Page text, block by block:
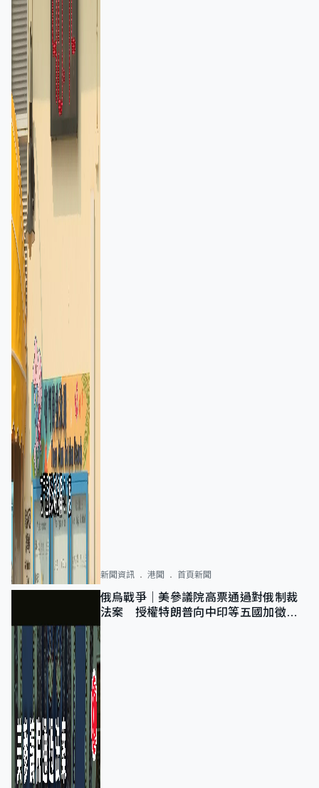
新聞資訊 港聞 首頁新聞
俄烏戰爭｜美參議院高票通過對俄制裁
法案 授權特朗普向中印等五國加徵
100%關稅